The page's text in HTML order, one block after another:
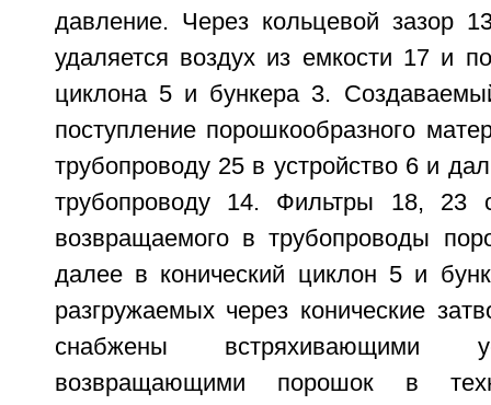
давление. Через кольцевой зазор
удаляется воздух из емкости 17 и
циклона 5 и бункера 3.
поступление порошкообразного
трубопроводу 25 в устройство 6 и
трубопроводу 14. Фильтры 18, 23
возвращаемого в трубопроводы
далее в конический циклон 5 и
разгружаемых через конические
снабжены встряхивающими
возвращающими порошок в